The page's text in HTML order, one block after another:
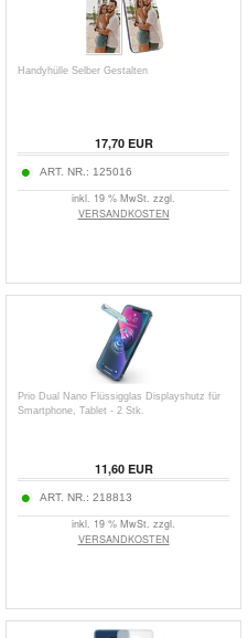
Handyhülle Selber Gestalten
17,70EUR
ART. NR.: 125016
inkl. 19 % MwSt. zzgl.
VERSANDKOSTEN
Prio Dual Nano Flüssigglas Displayshutz für
Smartphone, Tablet - 2 Stk.
11,60EUR
ART. NR.: 218813
inkl. 19 % MwSt. zzgl.
VERSANDKOSTEN